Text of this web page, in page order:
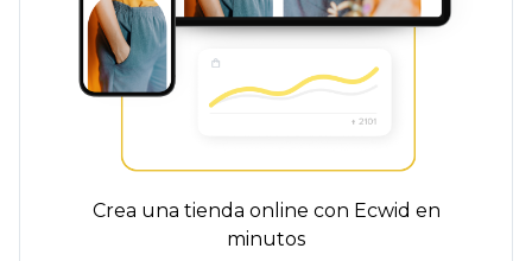
Crea una tienda online con Ecwid en
minutos